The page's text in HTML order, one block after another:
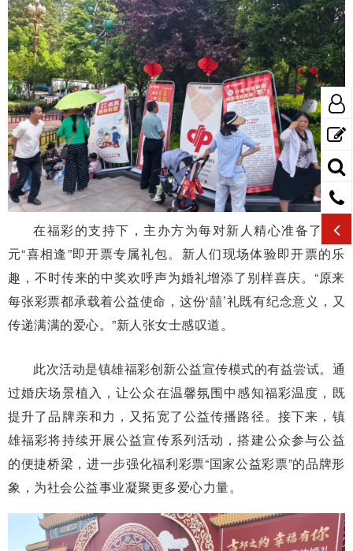
在福彩的支持下，主办方为每对新人精心准备了100
元“喜相逢”即开票专属礼包。新人们现场体验即开票的乐
趣，不时传来的中奖欢呼声为婚礼增添了别样喜庆。“原来
每张彩票都承载着公益使命，这份‘囍’礼既有纪念意义，又
传递满满的爱心。”新人张女士感叹道。
此次活动是镇雄福彩创新公益宣传模式的有益尝试。通
过婚庆场景植入，让公众在温馨氛围中感知福彩温度，既
提升了品牌亲和力，又拓宽了公益传播路径。接下来，镇
雄福彩将持续开展公益宣传系列活动，搭建公众参与公益
的便捷桥梁，进一步强化福利彩票“国家公益彩票”的品牌形
象，为社会公益事业凝聚更多爱心力量。